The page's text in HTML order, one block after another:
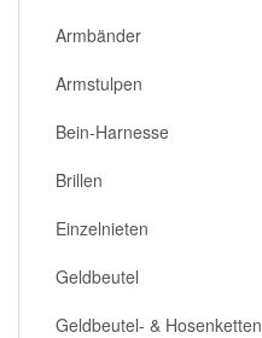
Armbänder
Armstulpen
Bein-Harnesse
Brillen
Einzelnieten
Geldbeutel
Geldbeutel- & Hosenketten